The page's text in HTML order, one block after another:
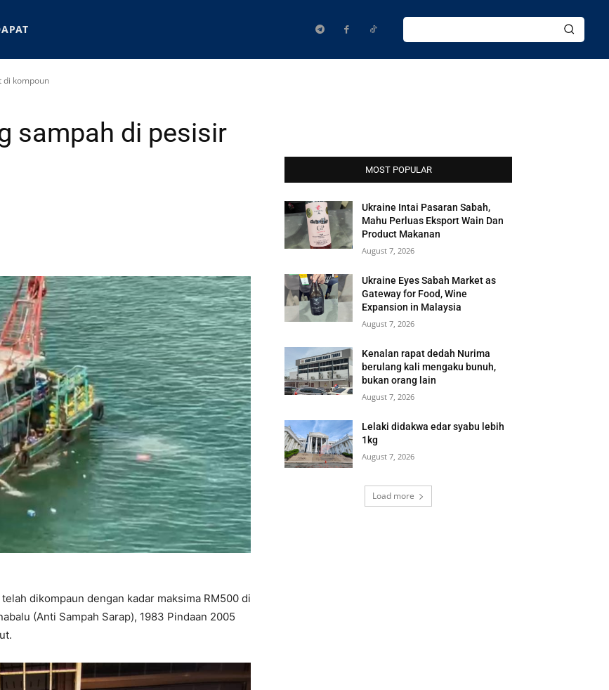
di kompoun
sampah di pesisir
dikompaun dengan kadar maksima RM500 di
(Anti Sampah Sarap), 1983 Pindaan 2005
MOST POPULAR
Ukraine Intai Pasaran Sabah,
Mahu Perluas Eksport Wain Dan
Product Makanan
August 7, 2026
Ukraine Eyes Sabah Market as
Gateway for Food, Wine
Expansion in Malaysia
August 7, 2026
Kenalan rapat dedah Nurima
berulang kali mengaku bunuh,
bukan orang lain
August 7, 2026
Lelaki didakwa edar syabu lebih
1kg
August 7, 2026
Load more